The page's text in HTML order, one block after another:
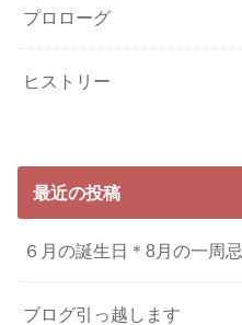
プロローグ
ヒストリー
最近の投稿
６月の誕生日＊8月の一周忌
ブログ引っ越します